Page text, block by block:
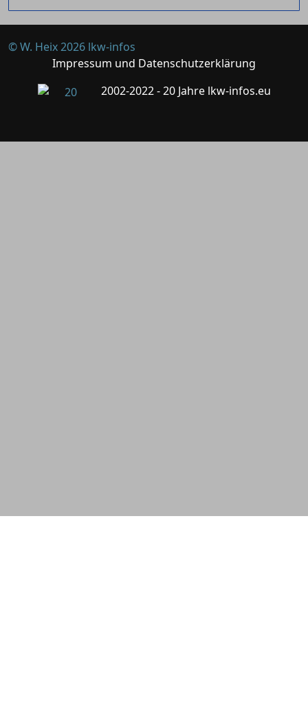
© W. Heix 2026 lkw-infos
Impressum und Datenschutzerklärung
2002-2022 - 20 Jahre lkw-infos.eu